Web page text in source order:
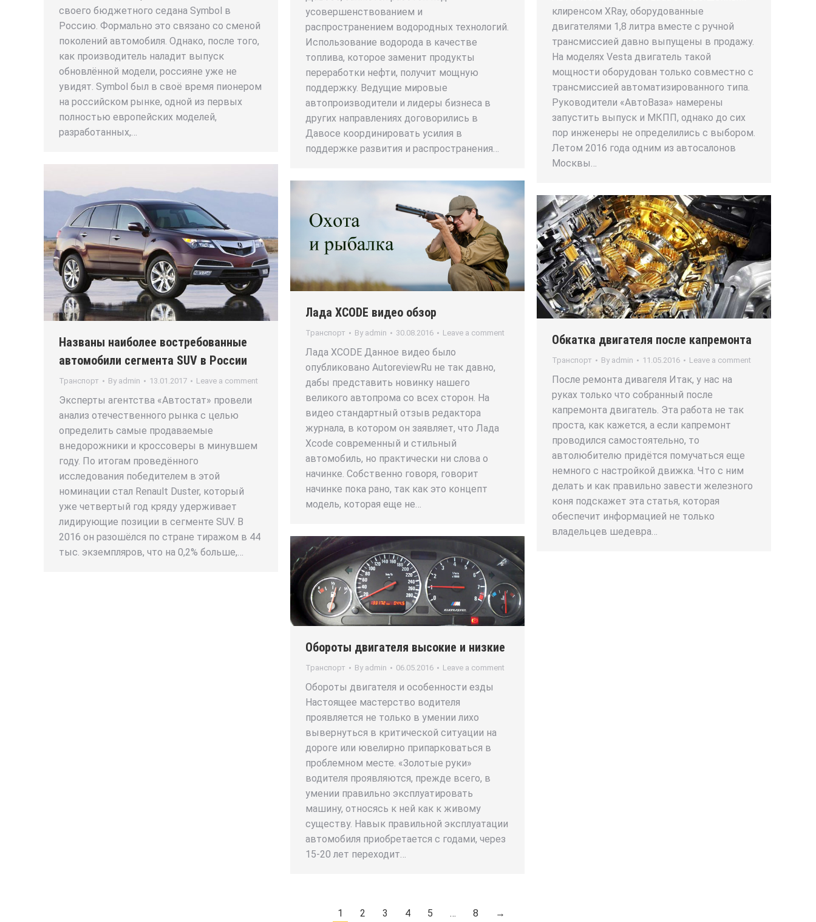
усовершенствованием и
распространением водородных технологий.
Использование водорода в качестве
топлива, которое заменит продукты
переработки нефти, получит мощную
поддержку. Ведущие мировые
автопроизводители и лидеры бизнеса в
других направлениях договорились в
Давосе координировать усилия в
поддержке развития и распространения…
своего бюджетного седана Symbol в
Россию. Формально это связано со сменой
поколений автомобиля. Однако, после того,
как производитель наладит выпуск
обновлённой модели, россияне уже не
увидят. Symbol был в своё время пионером
на российском рынке, одной из первых
полностью европейских моделей,
разработанных,…
клиренсом XRay, оборудованные
двигателями 1,8 литра вместе с ручной
трансмиссией давно выпущены в продажу.
На моделях Vesta двигатель такой
мощности оборудован только совместно с
трансмиссией автоматизированного типа.
Руководители «АвтоВаза» намерены
запустить выпуск и МКПП, однако до сих
пор инженеры не определились с выбором.
Летом 2016 года одним из автосалонов
Москвы…
Названы наиболее востребованные
автомобили сегмента SUV в России
Транспорт By admin 13.01.2017 Leave a comment
Эксперты агентства «Автостат» провели
анализ отечественного рынка с целью
определить самые продаваемые
внедорожники и кроссоверы в минувшем
году. По итогам проведённого
исследования победителем в этой
номинации стал Renault Duster, который
уже четвертый год кряду удерживает
лидирующие позиции в сегменте SUV. В
2016 он разошёлся по стране тиражом в 44
тыс. экземпляров, что на 0,2% больше,…
Лада XCODE видео обзор
Транспорт By admin 30.08.2016 Leave a comment
Лада XCODE Данное видео было
опубликовано AutoreviewRu не так давно,
дабы представить новинку нашего
великого автопрома со всех сторон. На
видео стандартный отзыв редактора
журнала, в котором он заявляет, что Лада
Xcode современный и стильный
автомобиль, но практически ни слова о
начинке. Собственно говоря, говорит
начинке пока рано, так как это концепт
модель, которая еще не…
Обкатка двигателя после капремонта
Транспорт By admin 11.05.2016 Leave a comment
После ремонта дивагеля Итак, у нас на
руках только что собранный после
капремонта двигатель. Эта работа не так
проста, как кажется, а если капремонт
проводился самостоятельно, то
автолюбителю придётся помучаться еще
немного с настройкой движка. Что с ним
делать и как правильно завести железного
коня подскажет эта статья, которая
обеспечит информацией не только
владельцев шедевра…
Обороты двигателя высокие и низкие
Транспорт By admin 06.05.2016 Leave a comment
Обороты двигателя и особенности езды
Настоящее мастерство водителя
проявляется не только в умении лихо
вывернуться в критической ситуации на
дороге или ювелирно припарковаться в
проблемном месте. «Золотые руки»
водителя проявляются, прежде всего, в
умении правильно эксплуатировать
машину, относясь к ней как к живому
существу. Навык правильной эксплуатации
автомобиля приобретается с годами, через
15-20 лет переходит…
1 2 3 4 5 … 8 →